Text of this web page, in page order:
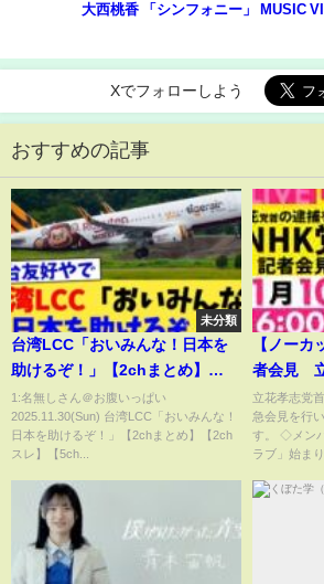
大西桃香 「シンフォニー」 MUSIC
Xでフォローしよう
おすすめの記事
未分類
台湾LCC「おいみんな！日本を
助けるぞ！」【2chまとめ】
【2chスレ】【5chスレ】
1:名無しさん＠お腹いっぱい
2025.11.30(Sun) 台湾LCC「おいみんな！
日本を助けるぞ！」【2chまとめ】【2ch
スレ】【5ch...
【ノーカ
者会見
け、事実
いて説明
LIVE）
立花孝志党
急会見を行
す。 ◇メン
ラブ」始ま